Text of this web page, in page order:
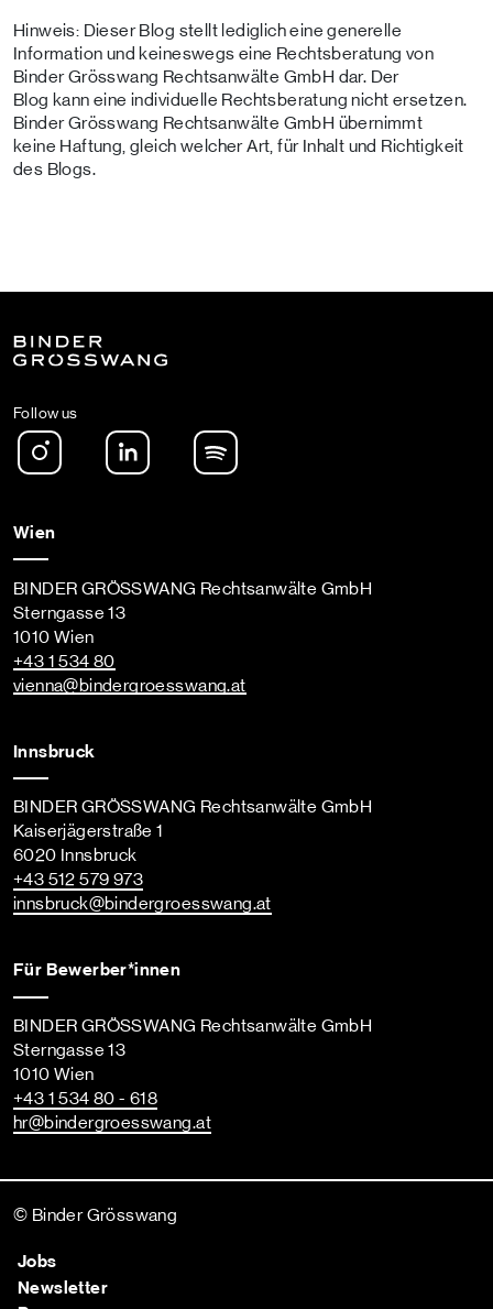
Hinweis: Dieser Blog stellt lediglich eine generelle
Information und keineswegs eine Rechtsberatung von
Binder Grösswang Rechtsanwälte GmbH dar. Der
Blog kann eine individuelle Rechtsberatung nicht ersetzen.
Binder Grösswang Rechtsanwälte GmbH übernimmt
keine Haftung, gleich welcher Art, für Inhalt und Richtigkeit
des Blogs.
Follow us
Instagram LinkedIn
Wien
BINDER GRÖSSWANG Rechtsanwälte GmbH
Sterngasse 13
1010 Wien
+43 1 534 80
vienna@bindergroesswang.at
Innsbruck
BINDER GRÖSSWANG Rechtsanwälte GmbH
Kaiserjägerstraße 1
6020 Innsbruck
+43 512 579 973
innsbruck@bindergroesswang.at
Für Bewerber*innen
BINDER GRÖSSWANG Rechtsanwälte GmbH
Sterngasse 13
1010 Wien
+43 1 534 80 - 618
hr@bindergroesswang.at
© Binder Grösswang
Jobs
Newsletter